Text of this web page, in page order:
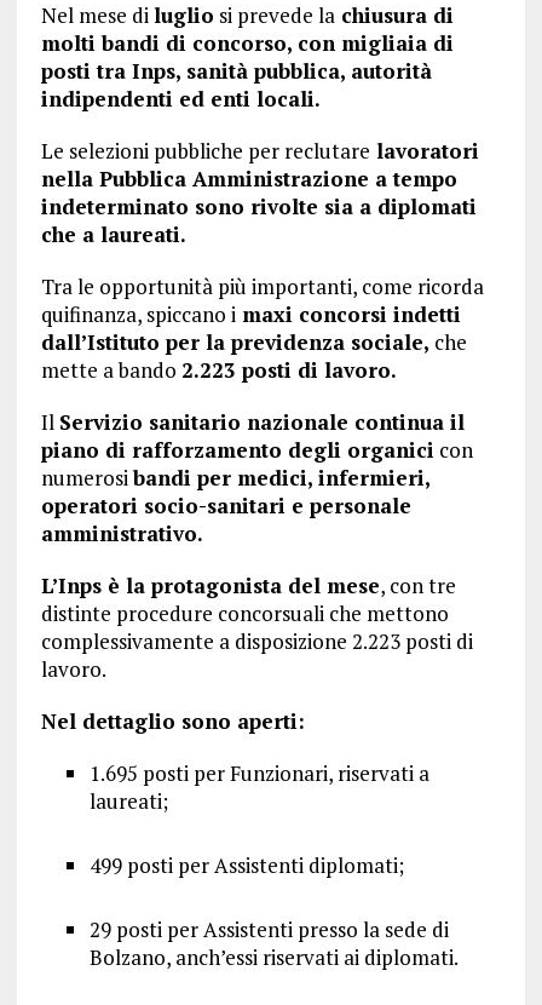
Nel mese diluglio si prevede lachiusura di
molti bandi di concorso, con migliaia di
posti tra Inps, sanità pubblica, autorità
indipendenti ed enti locali.
Le selezioni pubbliche per reclutare lavoratori
nella Pubblica Amministrazione a tempo
indeterminato sono rivolte sia a diplomati
che a laureati.
Tra le opportunità più importanti, come ricorda
quifinanza, spiccano imaxi concorsi indetti
dall’Istituto per la previdenza sociale, che
mette a bando 2.223 posti di lavoro.
Il Servizio sanitario nazionale continua il
piano di rafforzamento degli organici con
numerosibandi per medici, infermieri,
operatori socio-sanitari e personale
amministrativo.
L’Inps è la protagonista del mese, con tre
distinte procedure concorsuali che mettono
complessivamente a disposizione 2.223 posti di
lavoro.
Nel dettaglio sono aperti:
1.695 posti per Funzionari, riservati a
laureati;
499 posti per Assistenti diplomati;
29 posti per Assistenti presso la sede di
Bolzano, anch’essi riservati ai diplomati.